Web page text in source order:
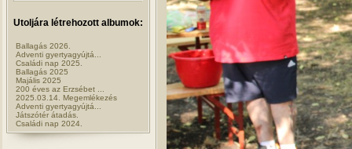
Utoljára létrehozott albumok:
Ballagás 2026.
Adventi gyertyagyújtá...
Családi nap 2025.
Ballagás 2025
Majális 2025
200 éves az Erzsébet ...
2025.03.14. Megemlékezés
Adventi gyertyagyújtá...
Játszótér átadás.
Családi nap 2024.